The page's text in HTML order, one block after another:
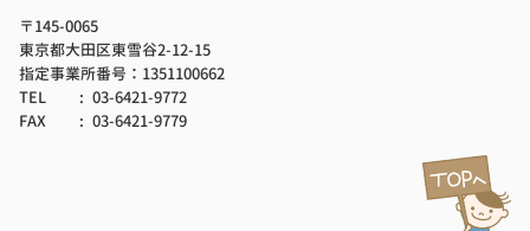
〒145-0065
東京都大田区東雪谷2-12-15
指定事業所番号：1351100662
TEL
03-6421-9772
FAX
03-6421-9779